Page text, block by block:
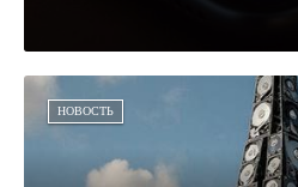
НОВОСТЬ